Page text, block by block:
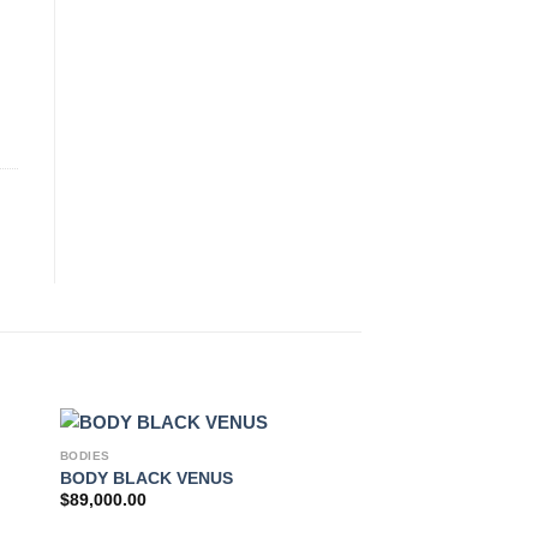
BODIES
BODY BLACK VENUS
$89,000.00